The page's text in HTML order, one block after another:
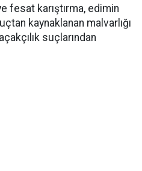
fesat karıştırma, edimin
kaynaklanan malvarlığı
suçlarından